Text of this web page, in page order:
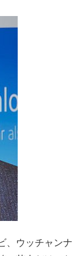
、ウッチャンナ